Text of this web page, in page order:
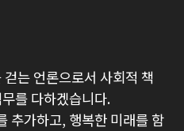
는 언론으로서 사회적 책
를 다하겠습니다.
추가하고, 행복한 미래를 함